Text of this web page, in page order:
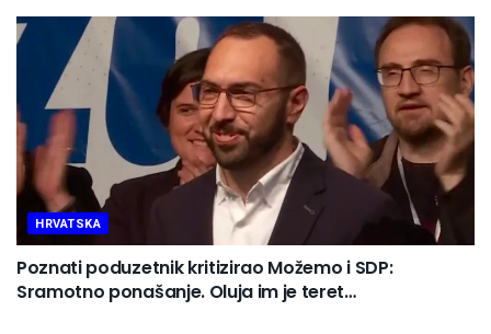
HRVATSKA
Poznati poduzetnik kritizirao Možemo i SDP:
Sramotno ponašanje. Oluja im je teret…